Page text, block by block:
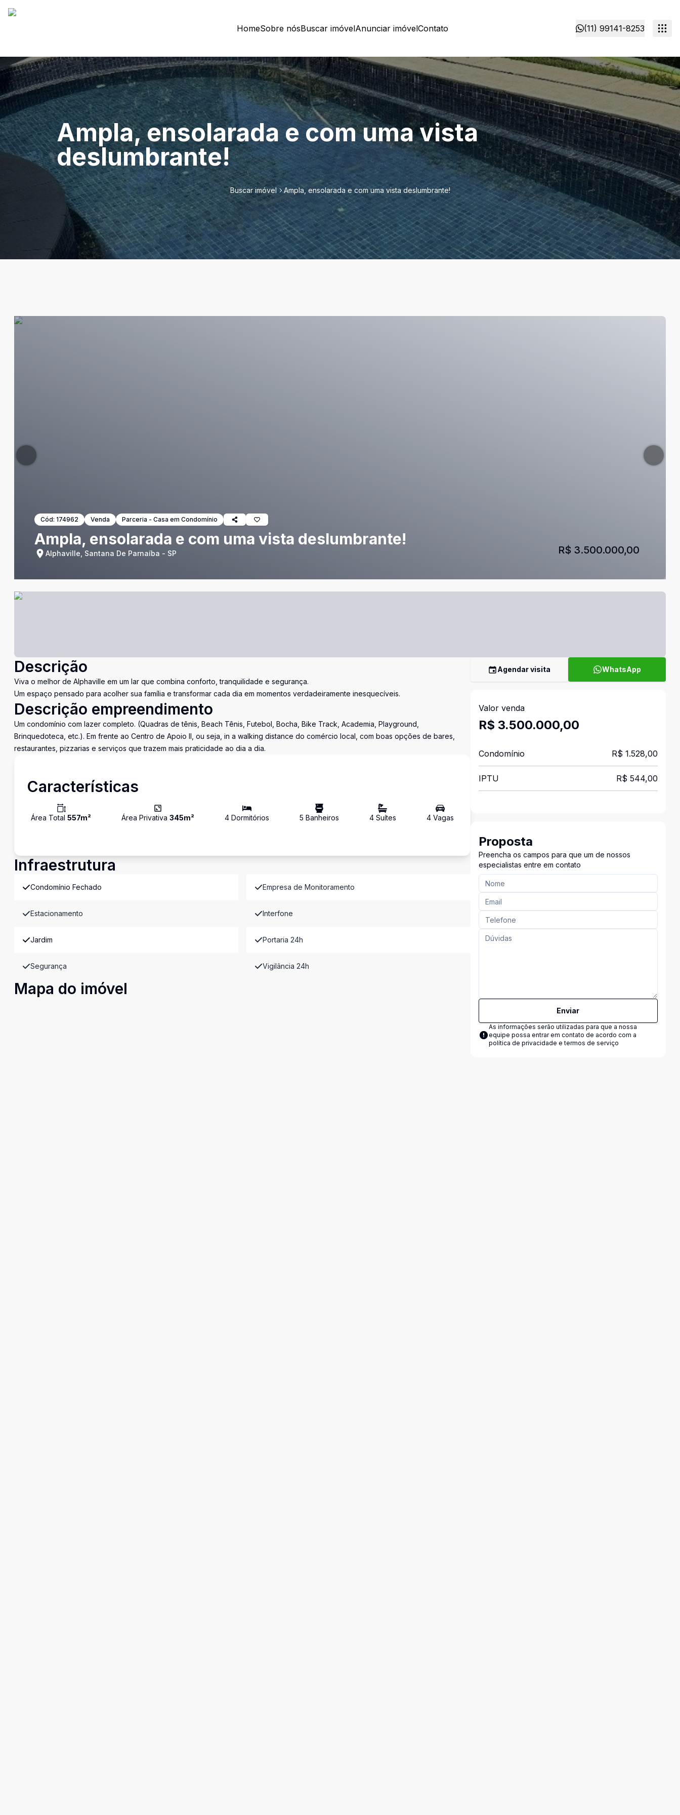
HomeSobre nósBuscar imóvelAnunciar imóvelContato (11) 99141-8253
Ampla, ensolarada e com uma vista
deslumbrante!
Buscar imóvel Ampla, ensolarada e com uma vista deslumbrante!
Cód: 174962 Venda Parceria - Casa em Condomínio
Ampla, ensolarada e com uma vista deslumbrante!
Alphaville, Santana De Parnaíba - SP R$ 3.500.000,00
Descrição
Viva o melhor de Alphaville em um lar que combina conforto, tranquilidade e segurança.
Um espaço pensado para acolher sua família e transformar cada dia em momentos verdadeiramente inesquecíveis.
Descrição empreendimento
Um condomínio com lazer completo. (Quadras de tênis, Beach Tênis, Futebol, Bocha, Bike Track, Academia, Playground,
Brinquedoteca, etc.). Em frente ao Centro de Apoio II, ou seja, in a walking distance do comércio local, com boas opções de bares,
restaurantes, pizzarias e serviços que trazem mais praticidade ao dia a dia.
Características
Área Total 557m² Área Privativa 345m² 4Dormitórios 5 Banheiros 4Suítes 4Vagas
Infraestrutura
Condomínio Fechado Empresa de Monitoramento
Estacionamento Interfone
Jardim Portaria 24h
Segurança Vigilância 24h
Mapa do imóvel
Agendar visita WhatsApp
Valor venda
R$ 3.500.000,00
Condomínio R$ 1.528,00
IPTU R$ 544,00
Proposta
Preencha os campos para que um de nossos
especialistas entre em contato
Enviar
As informações serão utilizadas para que a nossa
equipe possa entrar em contato de acordo com a
política de privacidade e termos de serviço